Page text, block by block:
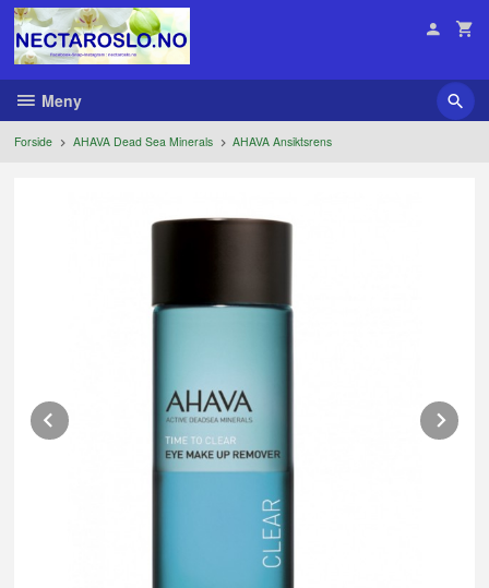
Gå
innholdet
Meny
Forside AHAVA Dead Sea Minerals AHAVA Ansiktsrens
Prev